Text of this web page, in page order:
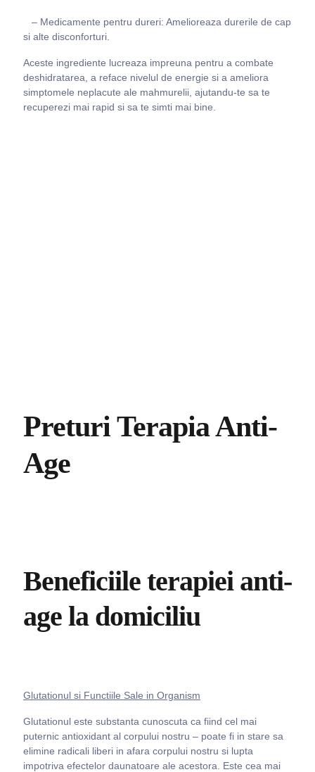
– Medicamente pentru dureri: Amelioreaza durerile de cap
si alte disconforturi.
Aceste ingrediente lucreaza impreuna pentru a combate
deshidratarea, a reface nivelul de energie si a ameliora
simptomele neplacute ale mahmurelii, ajutandu-te sa te
recuperezi mai rapid si sa te simti mai bine.
Preturi Terapia Anti-
Age
Beneficiile terapiei anti-
age la domiciliu
Glutationul si Functiile Sale in Organism
Glutationul este substanta cunoscuta ca fiind cel mai
puternic antioxidant al corpului nostru – poate fi in stare sa
elimine radicali liberi in afara corpului nostru si lupta
impotriva efectelor daunatoare ale acestora. Este cea mai